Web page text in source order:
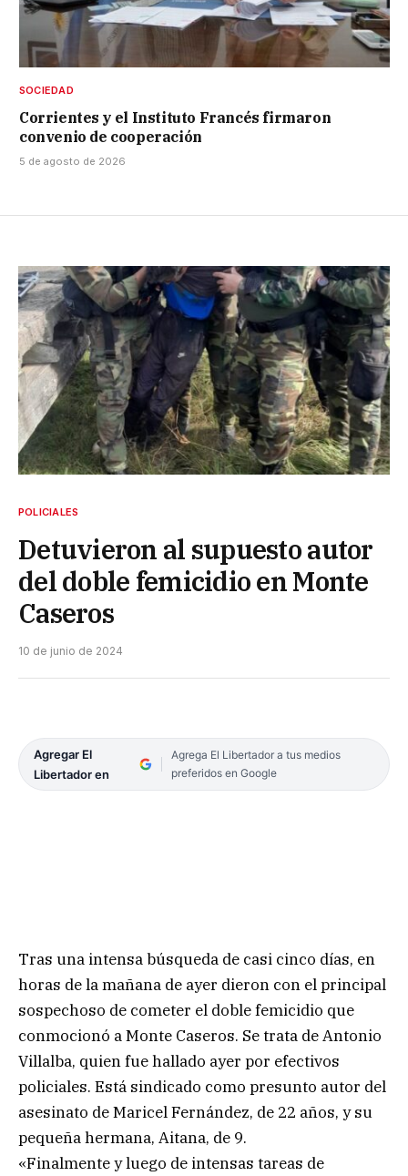
SOCIEDAD
Corrientes y el Instituto Francés firmaron
convenio de cooperación
5 de agosto de 2026
POLICIALES
Detuvieron al supuesto autor
del doble femicidio en Monte
Caseros
10 de junio de 2024
Agregar El
Libertador en
Agrega El Libertador a tus medios
preferidos en Google
Tras una intensa búsqueda de casi cinco días, en
horas de la mañana de ayer dieron con el principal
sospechoso de cometer el doble femicidio que
conmocionó a Monte Caseros. Se trata de Antonio
Villalba, quien fue hallado ayer por efectivos
policiales. Está sindicado como presunto autor del
asesinato de Maricel Fernández, de 22 años, y su
pequeña hermana, Aitana, de 9.
«Finalmente y luego de intensas tareas de